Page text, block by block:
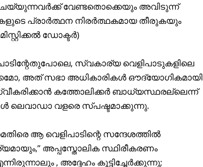
വേണ്ടതൊക്കെയും അവിടുന്ന്
പ്രാർത്ഥന നിരർത്ഥകമായ തീരുകയും
ഡോക്ടർ)
സ്വകാര്യ വെളിപാടുകളിലെ
അത് സഭാ അധികാരികൾ ഔദ്യോഗികമായി
കത്തോലിക്കർ ബാധ്യസ്ഥരല്ലെന്ന്
ലെവാഡാ വളരെ സ്പഷ്ടമാക്കുന്നു.
ആ വെളിപാടിന്റെ സന്ദേശത്തിൽ
അപ്പസ്തോലിക സ്ഥിരീകരണം
, അദ്ദേഹം കൂട്ടിച്ചേർക്കുന്നു;